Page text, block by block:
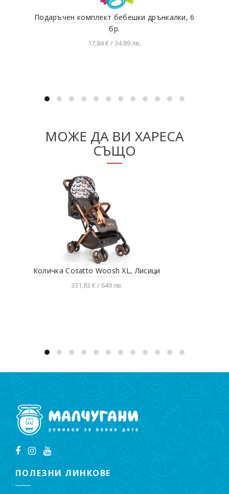
Подаръчен комплект бебешки дрънкалки, 6
бр.
17,84 € / 34.89 лв.
МОЖЕ ДА ВИ ХАРЕСА
СЪЩО
Количка Cosatto Woosh XL, Лисици
331,83 € / 649 лв.
ПОЛЕЗНИ ЛИНКОВЕ